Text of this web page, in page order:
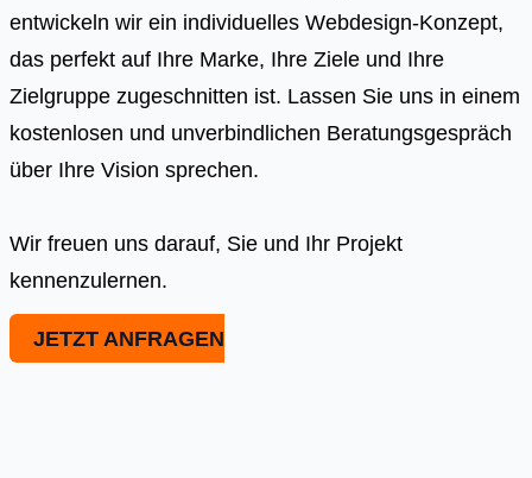
entwickeln wir ein individuelles Webdesign-Konzept,
das perfekt auf Ihre Marke, Ihre Ziele und Ihre
Zielgruppe zugeschnitten ist. Lassen Sie uns in einem
kostenlosen und unverbindlichen Beratungsgespräch
über Ihre Vision sprechen.
Wir freuen uns darauf, Sie und Ihr Projekt
kennenzulernen.
JETZT ANFRAGEN